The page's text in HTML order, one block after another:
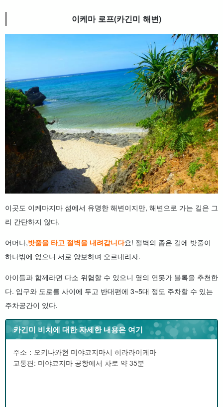
이케마 로프(카긴미 해변)
이곳도 이케마지마 섬에서 유명한 해변이지만, 해변으로 가는 길은 그
리 간단하지 않다.
어머나,밧줄을 타고 절벽을 내려갑니다요! 절벽의 좁은 길에 밧줄이
하나밖에 없으니 서로 양보하며 오르내리자.
아이들과 함께라면 다소 위험할 수 있으니 옆의 연못가 블록을 추천한
다. 입구와 도로를 사이에 두고 반대편에 3~5대 정도 주차할 수 있는
주차공간이 있다.
카긴미 비치에 대한 자세한 내용은 여기
주소：오키나와현 미야코지마시 히라라이케마
교통편: 미야코지마 공항에서 차로 약 35분